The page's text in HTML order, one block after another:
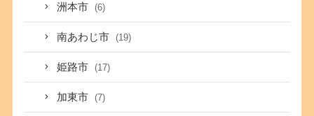
洲本市 (6)
南あわじ市 (19)
姫路市 (17)
加東市 (7)